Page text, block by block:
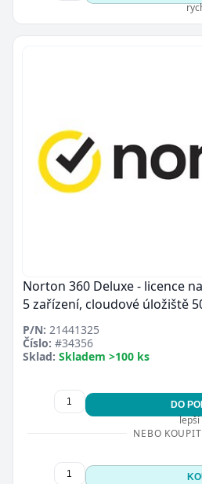
Norton 360 Deluxe - licence
5 zařízení, cloudové úložiště
P/N: 21441325
Číslo: #34356
Sklad: Skladem >100 ks
DO
lepší
NEBO